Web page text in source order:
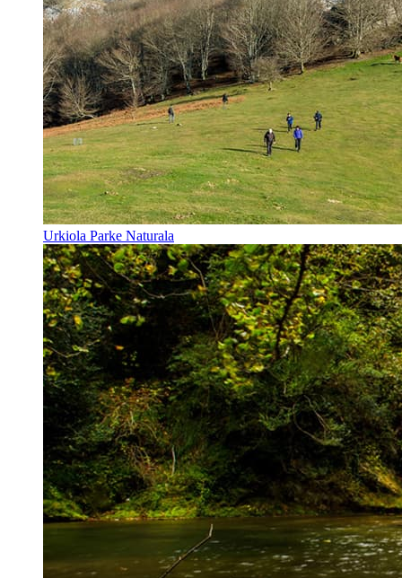
Urkiola Parke Naturala